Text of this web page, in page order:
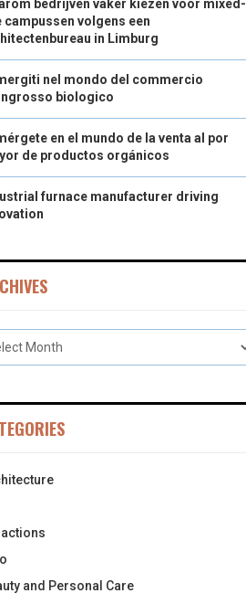
bedrijven vaker kiezen voor mixed-
campussen volgens een
in Limburg
nel mondo del commercio
biologico
en el mundo de la venta al por
de productos orgánicos
furnace manufacturer driving
and Personal Care